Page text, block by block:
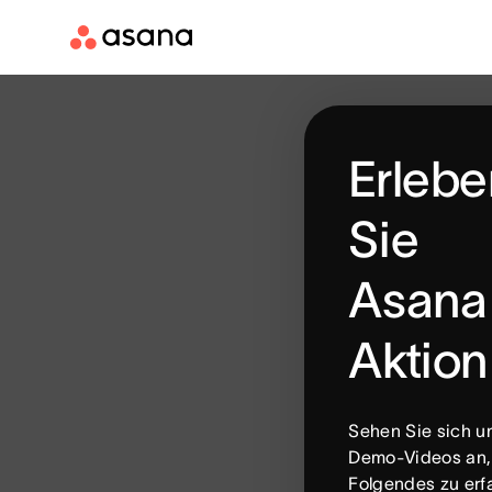
Sie
Aktion
Sehen Sie sich
Demo-Videos
Folgendes zu